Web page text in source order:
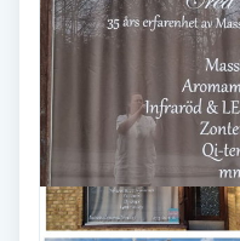
Medium
Megavolymfransar
Melasma
Mesoterapi